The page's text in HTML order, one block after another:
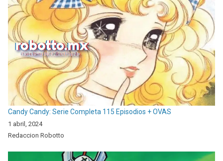
Candy Candy: Serie Completa 115 Episodios + OVAS
1 abril, 2024
Redaccion Robotto